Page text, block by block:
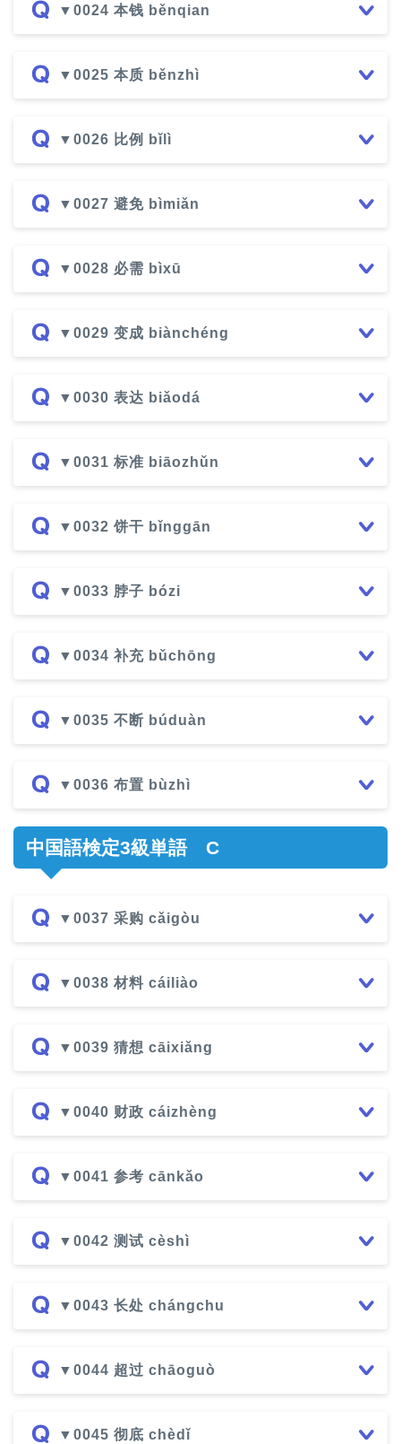
▼0024 本钱 běnqian
▼0025 本质 běnzhì
▼0026 比例 bǐlì
▼0027 避免 bìmiǎn
▼0028 必需 bìxū
▼0029 变成 biànchéng
▼0030 表达 biǎodá
▼0031 标准 biāozhǔn
▼0032 饼干 bǐnggān
▼0033 脖子 bózi
▼0034 补充 bǔchōng
▼0035 不断 búduàn
▼0036 布置 bùzhì
中国語検定3級単語 C
▼0037 采购 cǎigòu
▼0038 材料 cáiliào
▼0039 猜想 cāixiǎng
▼0040 财政 cáizhèng
▼0041 参考 cānkǎo
▼0042 测试 cèshì
▼0043 长处 chángchu
▼0044 超过 chāoguò
▼0045 彻底 chèdǐ